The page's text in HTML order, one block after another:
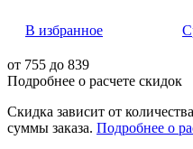
В избранное
от 755 до 839
Подробнее о расчете скидок
Скидка зависит от
суммы заказа. Подробнее о